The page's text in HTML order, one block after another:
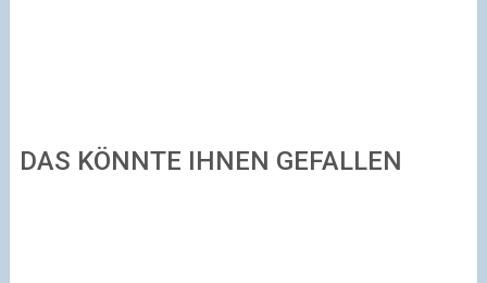
DAS KÖNNTE IHNEN GEFALLEN